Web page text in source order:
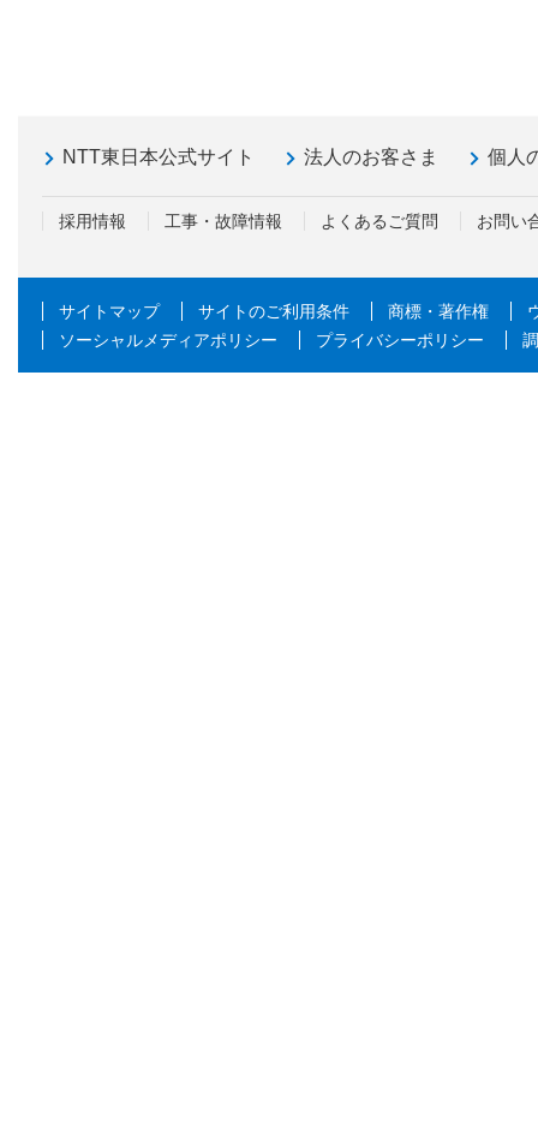
NTT東日本公式サイト 法人のお客さま 個人
採用情報 工事・故障情報 よくあるご質問 お問い
サイトマップ サイトのご利用条件 商標・著作権
ソーシャルメディアポリシー
プライバシーポリシー